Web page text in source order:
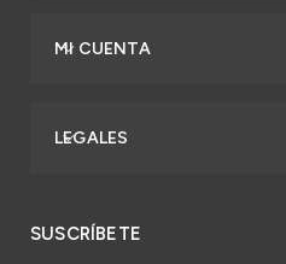
MI CUENTA
LEGALES
SUSCRÍBETE